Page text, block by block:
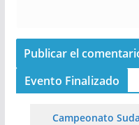
Evento Finalizado
Campeonato